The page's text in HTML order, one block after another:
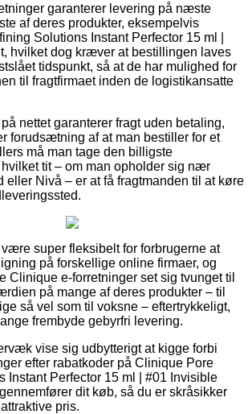
garanterer levering på næste
af deres produkter, eksempelvis
Solutions Instant Perfector 15 ml |
hvilket dog kræver at bestillingen laves
tidspunkt, så at de har mulighed for
til fragtfirmaet inden de logistikansatte
nettet garanterer fragt uden betaling,
forudsætning af at man bestiller for et
må man tage den billigste
hvilket tit – om man opholder sig nær
eller Nivå – er at få fragtmanden til at køre
super fleksibelt for forbrugerne at
på forskellige online firmaer, og
Clinique e-forretninger set sig tvunget til
på mange af deres produkter – til
så vel som til voksne – eftertrykkeligt,
frembyde gebyrfri levering.
vise sig udbytterigt at kigge forbi
efter rabatkoder på Clinique Pore
Instant Perfector 15 ml | #01 Invisible
dit køb, så du er skråsikker
pris.